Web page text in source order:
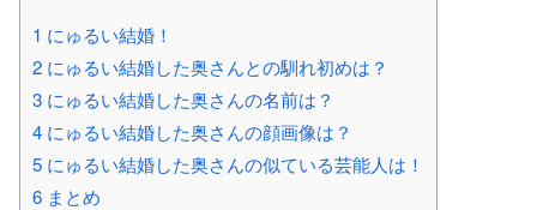
1 にゅるい結婚！
2 にゅるい結婚した奥さんとの馴れ初めは？
3 にゅるい結婚した奥さんの名前は？
4 にゅるい結婚した奥さんの顔画像は？
5 にゅるい結婚した奥さんの似ている芸能人は！
6 まとめ